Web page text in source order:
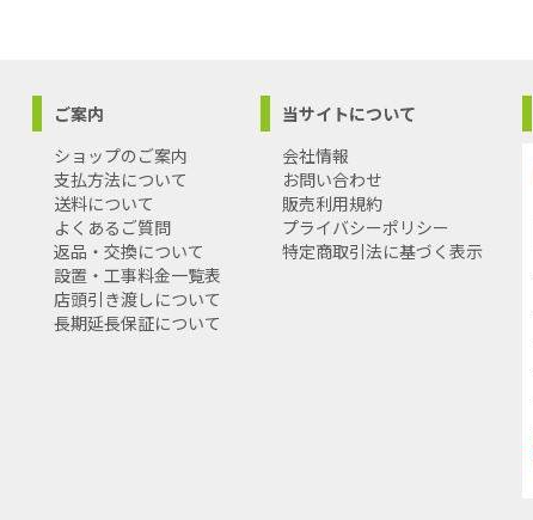
ご案内
ショップのご案内
支払方法について
送料について
よくあるご質問
返品・交換について
設置・工事料金一覧表
店頭引き渡しについて
長期延長保証について
当サイトについて
会社情報
お問い合わせ
販売利用規約
プライバシーポリシー
特定商取引法に基づく表示